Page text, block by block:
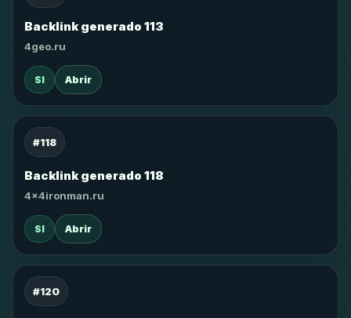
Backlink generado 113
4geo.ru
SI Abrir
#118
Backlink generado 118
4x4ironman.ru
SI Abrir
#120